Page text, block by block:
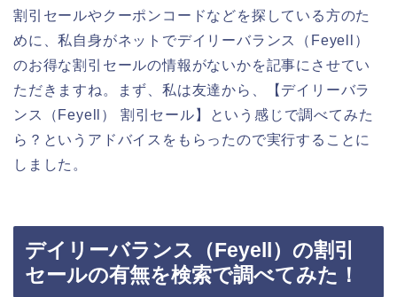
割引セールやクーポンコードなどを探している方のた
めに、私自身がネットでデイリーバランス（Feyell）
のお得な割引セールの情報がないかを記事にさせてい
ただきますね。まず、私は友達から、【デイリーバラ
ンス（Feyell） 割引セール】という感じで調べてみた
ら？というアドバイスをもらったので実行することに
しました。
デイリーバランス（Feyell）の割引
セールの有無を検索で調べてみた！